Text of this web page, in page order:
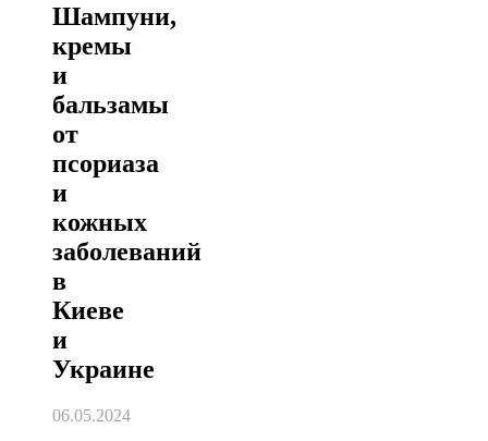
Шампуни,
кремы
и
бальзамы
от
псориаза
и
кожных
заболеваний
в
Киеве
и
Украине
06.05.2024